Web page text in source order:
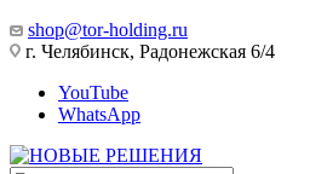
shop@tor-holding.ru
г. Челябинск, Радонежская 6/4
YouTube
WhatsApp